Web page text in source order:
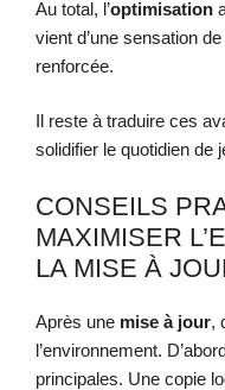
Au total, l’optimisation
vient d’une sensation
renforcée.
Il reste à traduire ces
solidifier le quotidien de
CONSEILS
MAXIMISER
LA MISE À
Après une mise à jour,
l’environnement.
principales. Une copie